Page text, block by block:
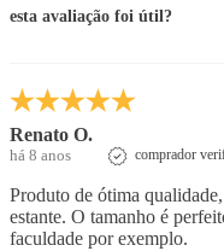
esta avaliação foi útil?
Renato O.
há 8 anos comprador
Produto de ótima
estante. O tamanho é
faculdade por exemplo.